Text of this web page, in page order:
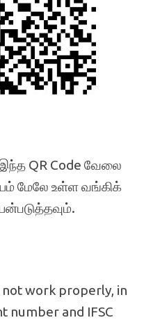
இந்த QR Code வேலை
மேலே உள்ள வங்கிக்
not work properly, in
number and IFSC